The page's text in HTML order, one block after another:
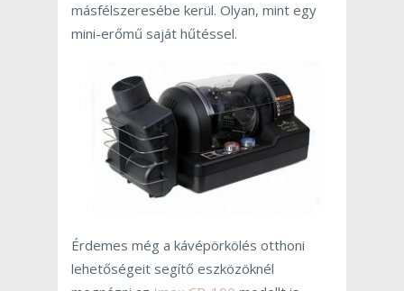
másfélszeresébe kerül. Olyan, mint egy
mini-erőmű saját hűtéssel.
Érdemes még a kávépörkölés otthoni
lehetőségeit segítő eszközöknél